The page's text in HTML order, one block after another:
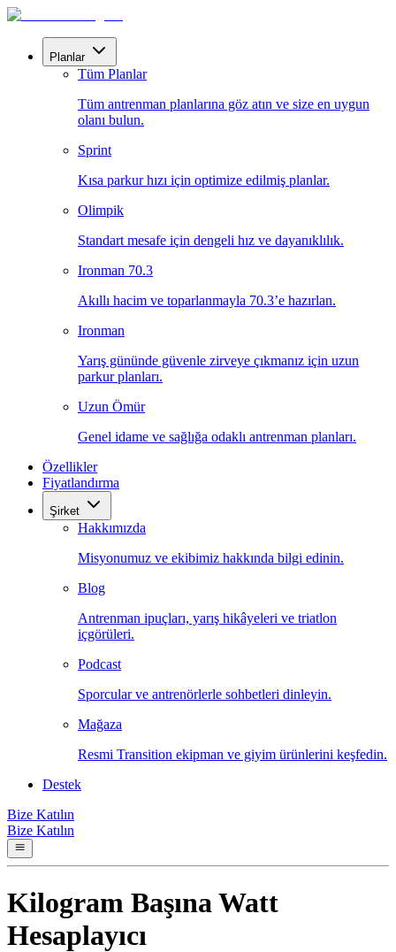
Planlar
Tüm Planlar
Tüm antrenman planlarına göz atın ve size en uygun
olanı bulun.
Sprint
Kısa parkur hızı için optimize edilmiş planlar.
Olimpik
Standart mesafe için dengeli hız ve dayanıklılık.
Ironman 70.3
Akıllı hacim ve toparlanmayla 70.3’e hazırlan.
Ironman
Yarış gününde güvenle zirveye çıkmanız için uzun
parkur planları.
Uzun Ömür
Genel idame ve sağlığa odaklı antrenman planları.
Özellikler
Fiyatlandırma
Şirket
Hakkımızda
Misyonumuz ve ekibimiz hakkında bilgi edinin.
Blog
Antrenman ipuçları, yarış hikâyeleri ve triatlon
içgörüleri.
Podcast
Sporcular ve antrenörlerle sohbetleri dinleyin.
Mağaza
Resmi Transition ekipman ve giyim ürünlerini keşfedin.
Destek
Bize Katılın
Bize Katılın
Kilogram Başına Watt
Hesaplayıcı